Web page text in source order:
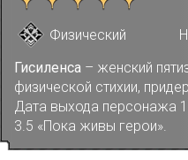
Физический
Гисиленса – женский
физической стихии,
Дата выхода персонажа
3.5 «Пока живы герои».